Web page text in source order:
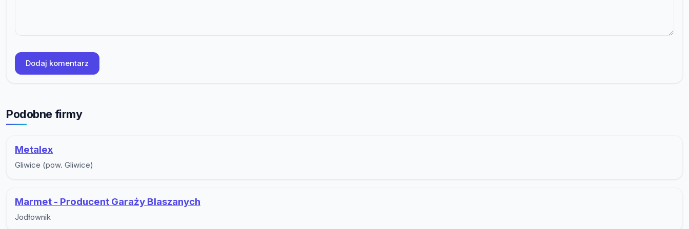
Dodaj komentarz
Podobne firmy
Metalex
Gliwice (pow. Gliwice)
Marmet - Producent Garaży Blaszanych
Jodłownik